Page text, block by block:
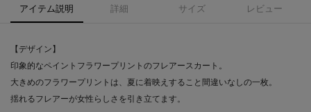
アイテム説明 詳細 サイズ レビュー
【デザイン】
印象的なペイントフラワープリントのフレアースカート。
大きめのフラワープリントは、夏に着映えすること間違いなしの一枚。
揺れるフレアーが女性らしさを引き立てます。